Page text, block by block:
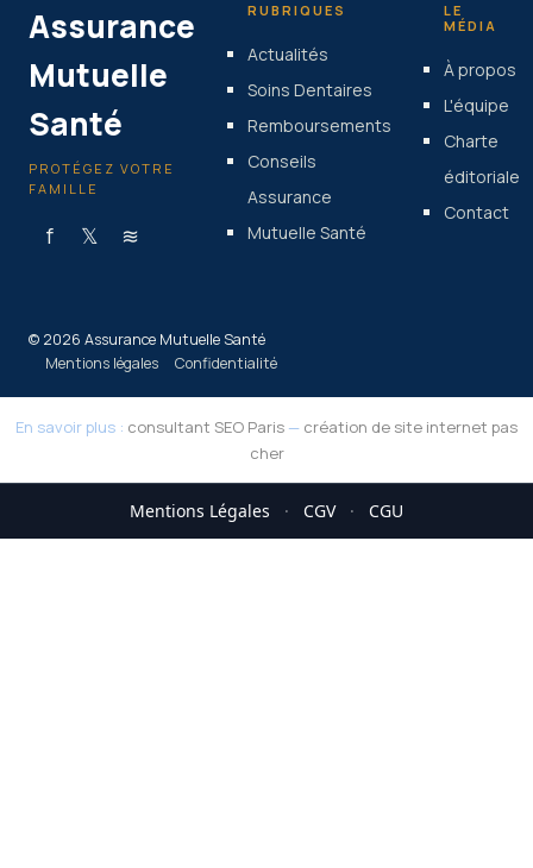
Assurance
Mutuelle
Santé
PROTÉGEZ VOTRE
FAMILLE
f 𝕏 ≋
RUBRIQUES
Actualités
Soins Dentaires
Remboursements
Conseils
Assurance
Mutuelle Santé
LE
MÉDIA
À propos
L'équipe
Charte
éditoriale
Contact
© 2026 Assurance Mutuelle Santé
Mentions légales
Confidentialité
En savoir plus : consultant SEO Paris — création de site internet pas
cher
Mentions Légales · CGV · CGU